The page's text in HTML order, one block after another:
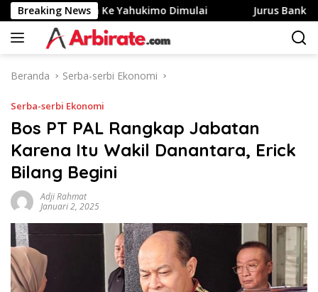
Langsung
ke
konten
Breaking News
Merah Putih Ke Yahukimo Dimulai Jurus Bank Jago
Beranda Serba-serbi Ekonomi
Serba-serbi Ekonomi
Bos PT PAL Rangkap Jabatan
Karena Itu Wakil Danantara, Erick
Bilang Begini
Adji Rahmat
Januari 2, 2025